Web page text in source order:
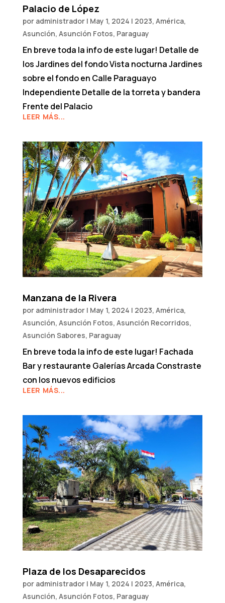
Palacio de López
por administrador| May 1, 2024 | 2023, América,
Asunción, Asunción Fotos, Paraguay
En breve toda la info de este lugar! Detalle de
los Jardines del fondo Vista nocturna Jardines
sobre el fondo en Calle Paraguayo
Independiente Detalle de la torreta y bandera
Frente del Palacio
LEER MÁS...
Manzana de la Rivera
por administrador| May 1, 2024 | 2023, América,
Asunción, Asunción Fotos, Asunción Recorridos,
Asunción Sabores, Paraguay
En breve toda la info de este lugar! Fachada
Bar y restaurante Galerías Arcada Constraste
con los nuevos edificios
LEER MÁS...
Plaza de los Desaparecidos
por administrador| May 1, 2024 | 2023, América,
Asunción, Asunción Fotos, Paraguay